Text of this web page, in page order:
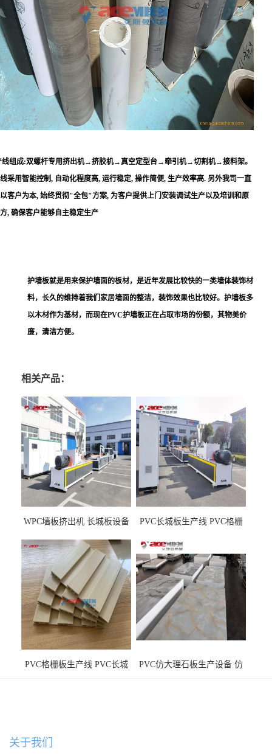
组成:双螺杆专用挤出机→挤胶机→真空定型台→牵引机→切割机→接料架。
采用智能控制, 自动化程度高, 运行稳定, 操作简便, 生产效率高. 另外我司一直
客户为本, 始终贯彻"全包"方案, 为客户提供上门安装调试生产以及培训和原
, 确保客户能够自主稳定生产
护墙板就是用来保护墙面的板材，是近年发展比较快的一类墙体装饰材
料，长久的维持着我们家居墙面的整洁，装饰效果也比较好。护墙板多
以木材作为基材，而现在PVC护墙板正在占取市场的份额，其物美价
廉，清洁方便。
相关产品：
WPC墙板挤出机 长城板设备
PVC长城板生产线 PVC格栅
PVC格栅板生产线 PVC长城
PVC仿大理石板生产设备 仿
关于我们